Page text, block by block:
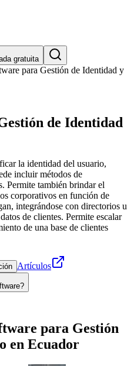
gratuita
para Gestión de Identidad y
de Identidad
la identidad del usuario,
incluir métodos de
Permite también brindar el
corporativos en función de
integrándose con directorios u
de clientes. Permite escalar
de una base de clientes
Artículos
para Gestión
en Ecuador